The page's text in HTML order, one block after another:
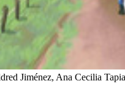
Jiménez, Ana Cecilia